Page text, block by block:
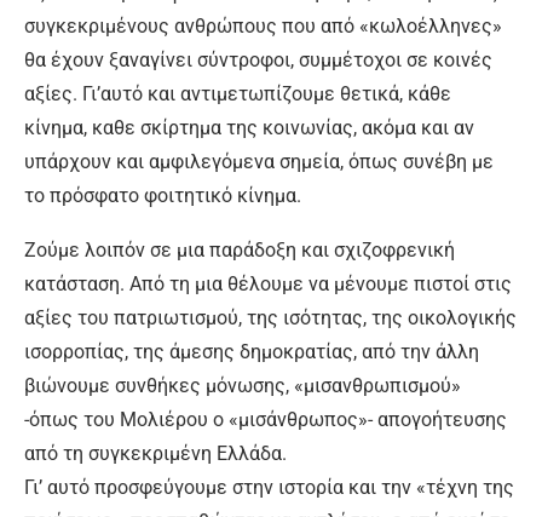
συγκεκριμένους ανθρώπους που από «κωλοέλληνες»
θα έχουν ξαναγίνει σύντροφοι, συμμέτοχοι σε κοινές
αξίες. Γι’αυτό και αντιμετωπίζουμε θετικά, κάθε
κίνημα, καθε σκίρτημα της κοινωνίας, ακόμα και αν
υπάρχουν και αμφιλεγόμενα σημεία, όπως συνέβη με
το πρόσφατο φοιτητικό κίνημα.
Ζούμε λοιπόν σε μια παράδοξη και σχιζοφρενική
κατάσταση. Από τη μια θέλουμε να μένουμε πιστοί στις
αξίες του πατριωτισμού, της ισότητας, της οικολογικής
ισορροπίας, της άμεσης δημοκρατίας, από την άλλη
βιώνουμε συνθήκες μόνωσης, «μισανθρωπισμού»
-όπως του Μολιέρου ο «μισάνθρωπος»- απογοήτευσης
από τη συγκεκριμένη Ελλάδα.
Γι’ αυτό προσφεύγουμε στην ιστορία και την «τέχνη της